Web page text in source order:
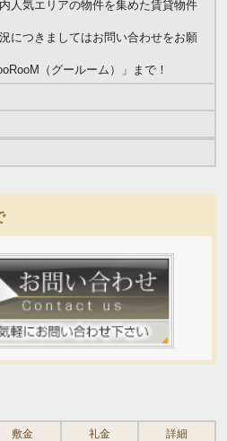
人気エリアの物件を集めた賃貸物件
につきましてはお問い合わせをお願
（グールーム）」まで！
敷金 礼金 詳細